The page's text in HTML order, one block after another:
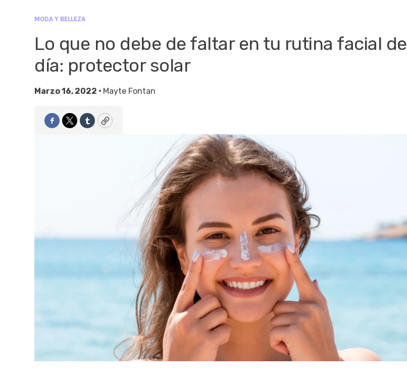
MODA Y BELLEZA
Lo que no debe de faltar en tu rutina facial de
día: protector solar
Marzo 16, 2022 • Mayte Fontan
Facebook
TwitterTumblrCopy